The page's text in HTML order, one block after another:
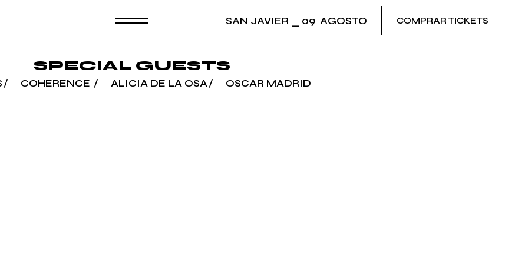
SAN JAVIER _ 09 AGOSTO COMPRAR TICKETS
SPECIAL GUESTS
COHERENCE ALICIA DE LA OSA OSCAR MADRID